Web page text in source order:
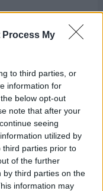
Process My
to third parties, or
information for
below opt-out
note that after your
seeing
utilized by
third parties prior to
of the further
by third parties on the
information may